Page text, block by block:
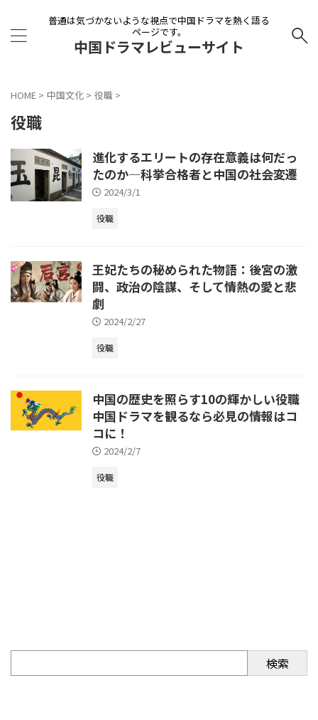
普通は気づかないような視点で中国ドラマを熱く語る
ページです。
中国ドラマレビューサイト
HOME > 中国文化 > 役職 >
役職
進化するエリートの存在意義は何だっ
たのか―科挙合格者と中国の社会変遷
2024/3/1
役職
王妃たちの秘められた物語：後宮の激
闘、政治の陰謀、そして情熱の愛と悲
劇
2024/2/27
役職
中国の歴史を照らす10の輝かしい役職
中国ドラマを観るなら必見の情報はコ
コに！
2024/2/7
役職
検索